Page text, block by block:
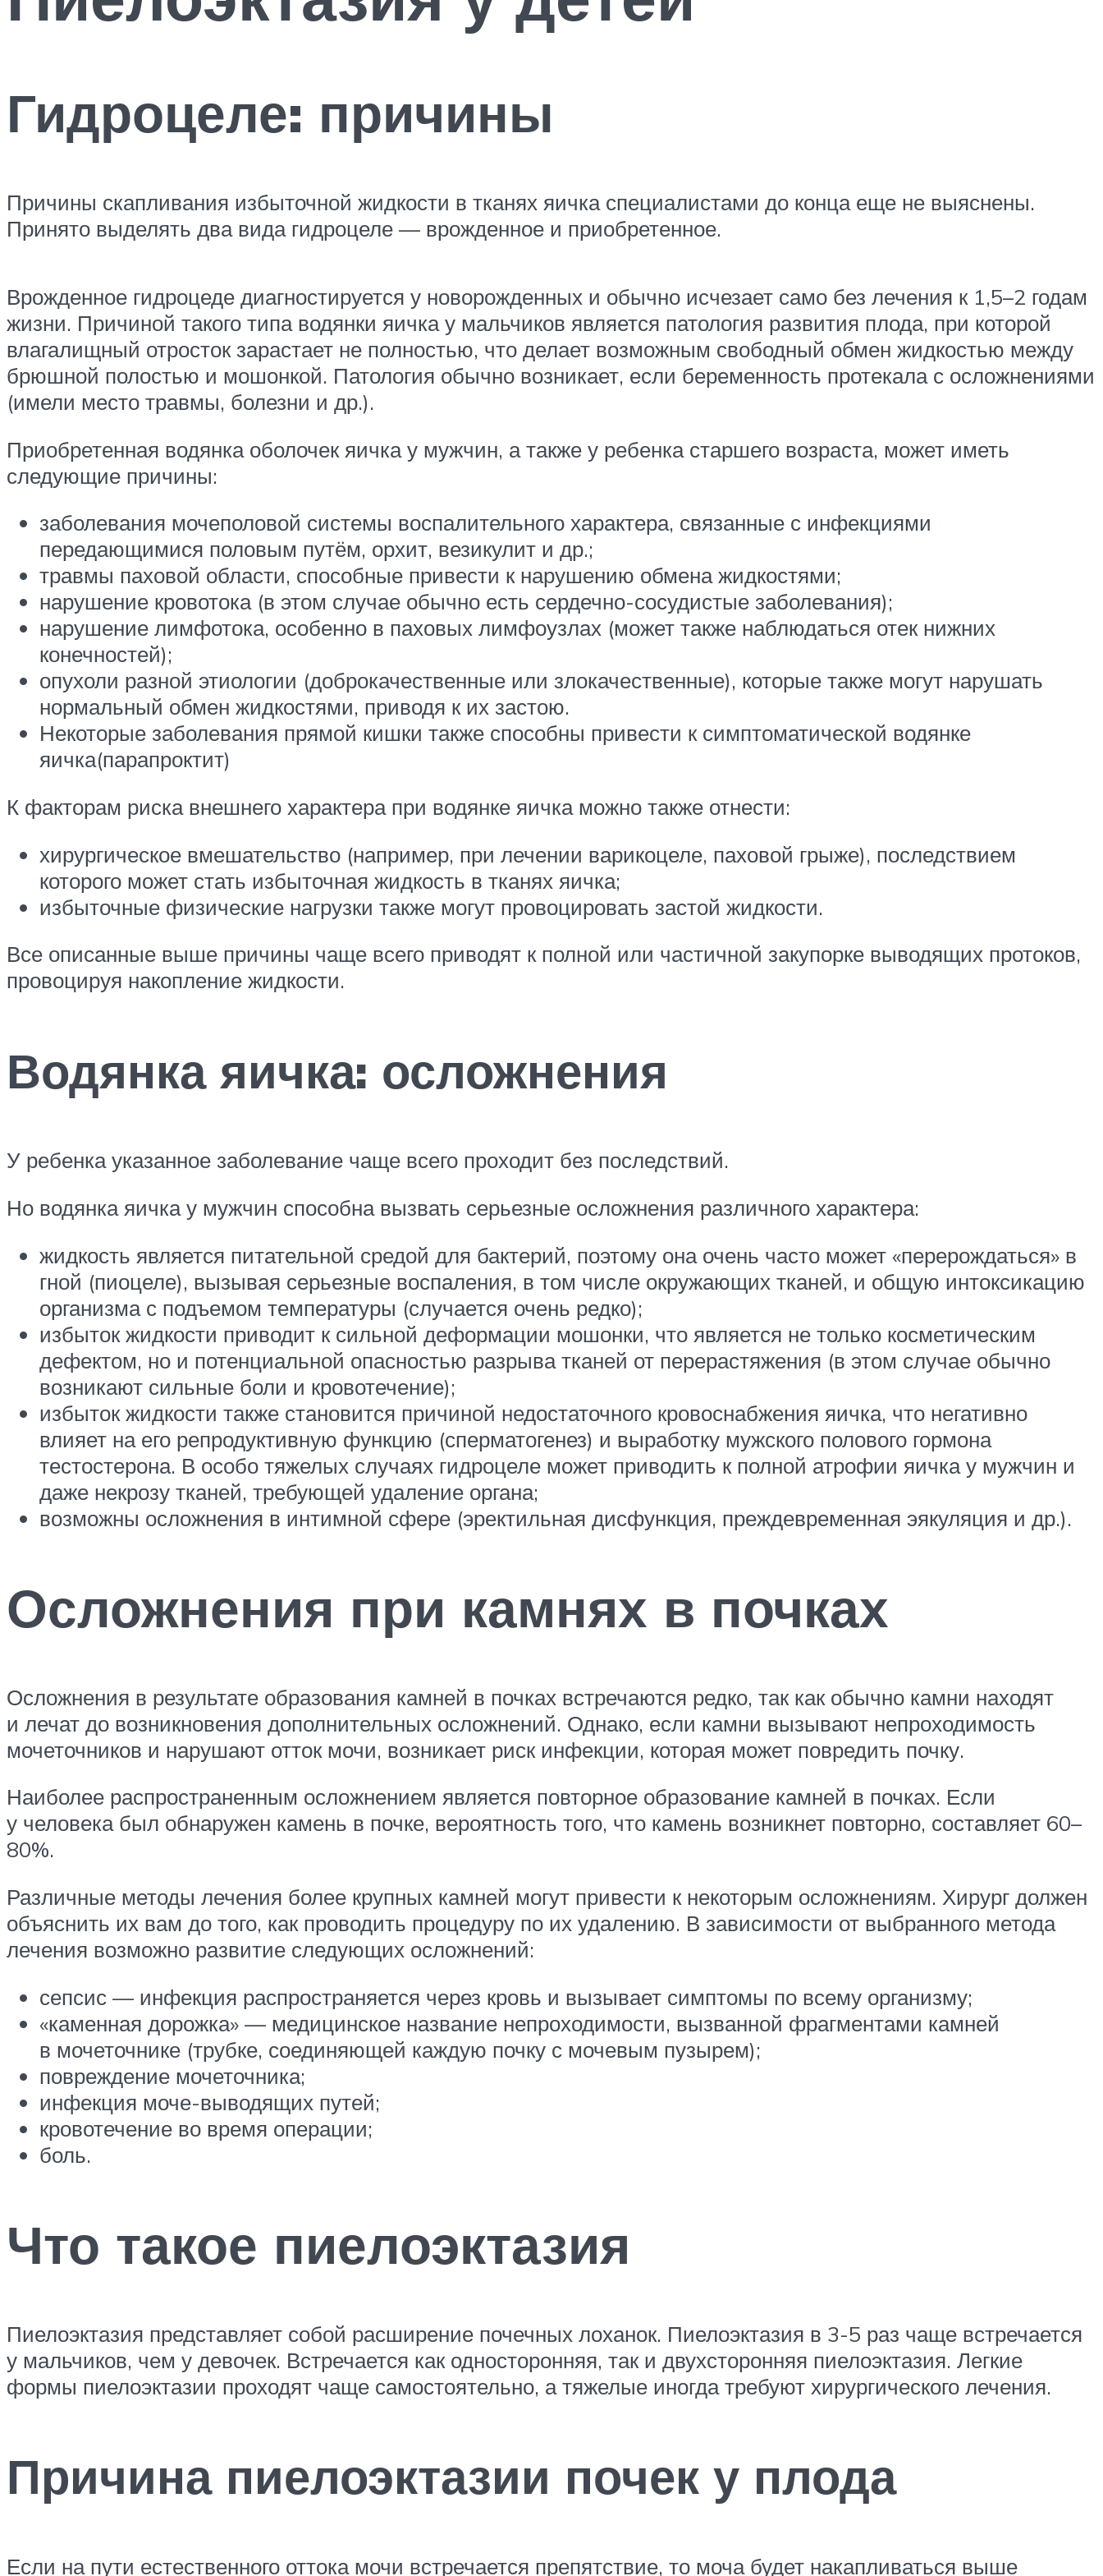
Гидроцеле: причины
Причины скапливания избыточной жидкости в тканях яичка специалистами до конца еще не выяснены.
Принято выделять два вида гидроцеле — врожденное и приобретенное.
Врожденное гидроцеде диагностируется у новорожденных и обычно исчезает само без лечения к 1,5–2 годам
жизни. Причиной такого типа водянки яичка у мальчиков является патология развития плода, при которой
влагалищный отросток зарастает не полностью, что делает возможным свободный обмен жидкостью между
брюшной полостью и мошонкой. Патология обычно возникает, если беременность протекала с осложнениями
(имели место травмы, болезни и др.).
Приобретенная водянка оболочек яичка у мужчин, а также у ребенка старшего возраста, может иметь
следующие причины:
заболевания мочеполовой системы воспалительного характера, связанные с инфекциями
передающимися половым путём, орхит, везикулит и др.;
травмы паховой области, способные привести к нарушению обмена жидкостями;
нарушение кровотока (в этом случае обычно есть сердечно-сосудистые заболевания);
нарушение лимфотока, особенно в паховых лимфоузлах (может также наблюдаться отек нижних
конечностей);
опухоли разной этиологии (доброкачественные или злокачественные), которые также могут нарушать
нормальный обмен жидкостями, приводя к их застою.
Некоторые заболевания прямой кишки также способны привести к симптоматической водянке
яичка(парапроктит)
К факторам риска внешнего характера при водянке яичка можно также отнести:
хирургическое вмешательство (например, при лечении варикоцеле, паховой грыже), последствием
которого может стать избыточная жидкость в тканях яичка;
избыточные физические нагрузки также могут провоцировать застой жидкости.
Все описанные выше причины чаще всего приводят к полной или частичной закупорке выводящих протоков,
провоцируя накопление жидкости.
Водянка яичка: осложнения
У ребенка указанное заболевание чаще всего проходит без последствий.
Но водянка яичка у мужчин способна вызвать серьезные осложнения различного характера:
жидкость является питательной средой для бактерий, поэтому она очень часто может «перерождаться» в
гной (пиоцеле), вызывая серьезные воспаления, в том числе окружающих тканей, и общую интоксикацию
организма с подъемом температуры (случается очень редко);
избыток жидкости приводит к сильной деформации мошонки, что является не только косметическим
дефектом, но и потенциальной опасностью разрыва тканей от перерастяжения (в этом случае обычно
возникают сильные боли и кровотечение);
избыток жидкости также становится причиной недостаточного кровоснабжения яичка, что негативно
влияет на его репродуктивную функцию (сперматогенез) и выработку мужского полового гормона
тестостерона. В особо тяжелых случаях гидроцеле может приводить к полной атрофии яичка у мужчин и
даже некрозу тканей, требующей удаление органа;
возможны осложнения в интимной сфере (эректильная дисфункция, преждевременная эякуляция и др.).
Осложнения при камнях в почках
Осложнения в результате образования камней в почках встречаются редко, так как обычно камни находят
и лечат до возникновения дополнительных осложнений. Однако, если камни вызывают непроходимость
мочеточников и нарушают отток мочи, возникает риск инфекции, которая может повредить почку.
Наиболее распространенным осложнением является повторное образование камней в почках. Если
у человека был обнаружен камень в почке, вероятность того, что камень возникнет повторно, составляет 60–
80%.
Различные методы лечения более крупных камней могут привести к некоторым осложнениям. Хирург должен
объяснить их вам до того, как проводить процедуру по их удалению. В зависимости от выбранного метода
лечения возможно развитие следующих осложнений:
сепсис — инфекция распространяется через кровь и вызывает симптомы по всему организму;
«каменная дорожка» — медицинское название непроходимости, вызванной фрагментами камней
в мочеточнике (трубке, соединяющей каждую почку с мочевым пузырем);
повреждение мочеточника;
инфекция моче-выводящих путей;
кровотечение во время операции;
боль.
Что такое пиелоэктазия
Пиелоэктазия представляет собой расширение почечных лоханок. Пиелоэктазия в 3-5 раз чаще встречается
у мальчиков, чем у девочек. Встречается как односторонняя, так и двухсторонняя пиелоэктазия. Легкие
формы пиелоэктазии проходят чаще самостоятельно, а тяжелые иногда требуют хирургического лечения.
Причина пиелоэктазии почек у плода
Если на пути естественного оттока мочи встречается препятствие, то моча будет накапливаться выше